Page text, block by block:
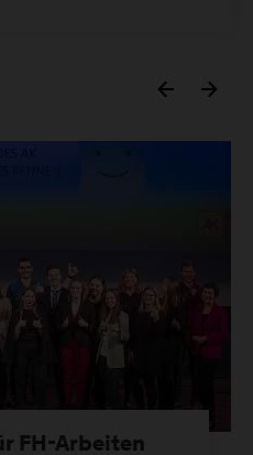
FH-Arbeiten